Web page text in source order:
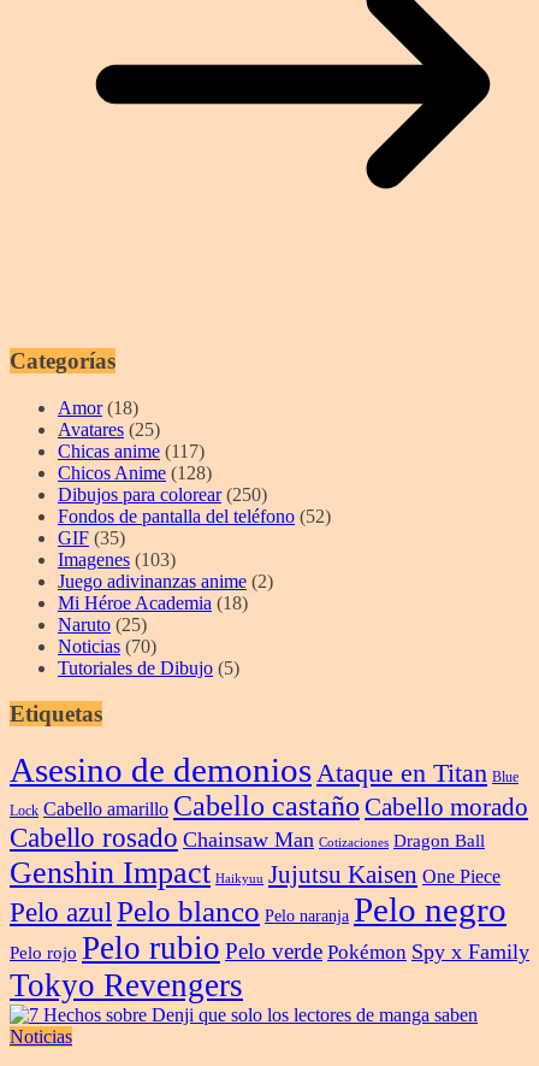
Categorías
Amor(18)
Avatares (25)
Chicas anime (117)
Chicos Anime (128)
Dibujos para colorear(250)
Fondos de pantalla del teléfono (52)
GIF (35)
Imagenes (103)
Juego adivinanzas anime (2)
Mi Héroe Academia (18)
Naruto (25)
Noticias (70)
Tutoriales de Dibujo (5)
Etiquetas
Asesino de demoniosAtaque en Titan Blue
Lock Cabello amarillo Cabello castaño Cabello morado
Cabello rosado Chainsaw Man Cotizaciones Dragon Ball
Genshin Impact Haikyuu Jujutsu Kaisen One Piece
Pelo azulPelo blanco Pelo naranja Pelo negro
Pelo rojo Pelo rubio Pelo verde Pokémon Spy x Family
Tokyo Revengers
Noticias